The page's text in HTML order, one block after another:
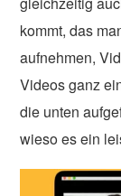
kommt, das
aufnehmen,
Videos ganz
die unten
wieso es ein